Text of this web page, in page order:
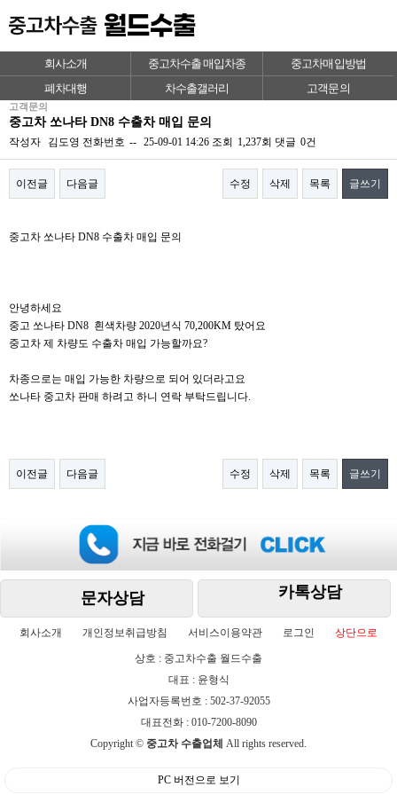
회사소개 중고차수출 매입차종
중고차매입방법
폐차대행
차수출갤러리 고객문의
고객문의
중고차 쏘나타 DN8 수출차 매입 문의
작성자 김도영 전화번호 -- 25-09-01 14:26 조회 1,237회 댓글 0건
이전글 다음글 수정 삭제 목록 글쓰기
중고차 쏘나타 DN8 수출차 매입 문의
안녕하세요
중고 쏘나타 DN8 흰색차량 2020년식 70,200KM 탔어요
중고차 제 차량도 수출차 매입 가능할까요?
차종으로는 매입 가능한 차량으로 되어 있더라고요
쏘나타 중고차 판매 하려고 하니 연락 부탁드립니다.
이전글 다음글 수정 삭제 목록 글쓰기
문자상담 카톡상담
회사소개 개인정보취급방침 서비스이용약관 로그인 상단으로
상호 : 중고차수출 월드수출
대표 : 윤형식
사업자등록번호 : 502-37-92055
대표전화 : 010-7200-8090
Copyright © 중고차 수출업체 All rights reserved.
PC 버전으로 보기